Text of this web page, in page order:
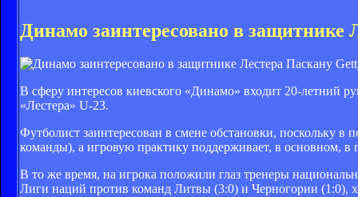
Динамо заинтересовано в защитнике
В сферу интересов киевского «Динамо» входит 20-летний
«Лестера» U-23.
Футболист заинтересован в смене обстановки, поскольку в
команды), а игровую практику поддерживает, в основном,
В то же время, на игрока положили глаз тренеры
Лиги наций против команд Литвы (3:0) и Черногории (1:0),